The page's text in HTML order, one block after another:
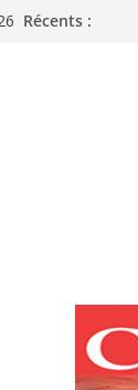
Récents :